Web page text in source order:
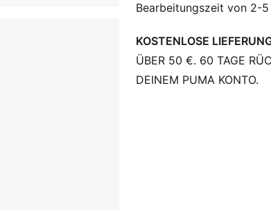
Bearbeitungszeit von 2-
KOSTENLOSE
ÜBER 50 €. 60 TAGE
DEINEM PUMA KONTO.